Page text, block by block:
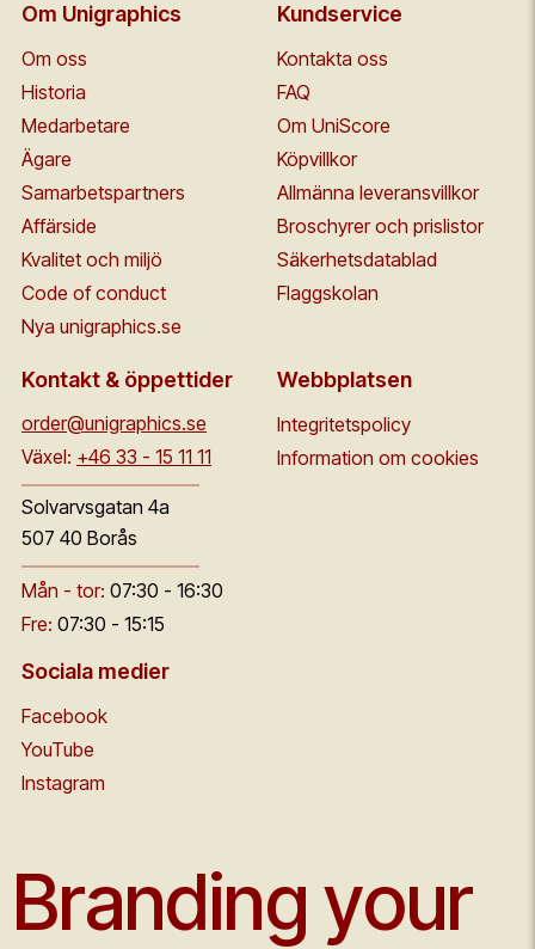
Om Unigraphics
Om oss
Historia
Medarbetare
Ägare
Samarbetspartners
Affärside
Kvalitet och miljö
Code of conduct
Nya unigraphics.se
Kundservice
Kontakta oss
FAQ
Om UniScore
Köpvillkor
Allmänna leveransvillkor
Broschyrer och prislistor
Säkerhetsdatablad
Flaggskolan
Kontakt & öppettider
order@unigraphics.se
Växel: +46 33 - 15 11 11
Solvarvsgatan 4a
507 40 Borås
Mån - tor: 07:30 - 16:30
Fre: 07:30 - 15:15
Webbplatsen
Integritetspolicy
Information om cookies
Sociala medier
Facebook
YouTube
Instagram
Branding your